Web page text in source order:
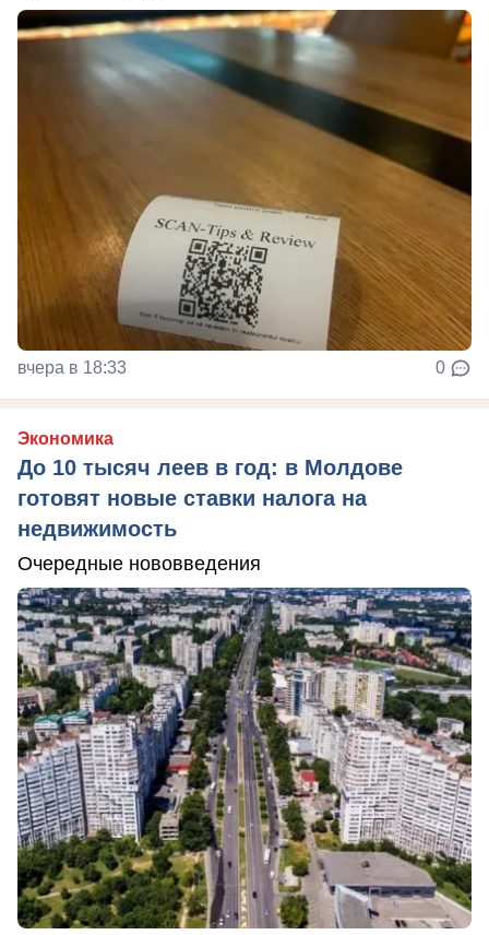
вчера в 18:33 0
Экономика
До 10 тысяч леев в год: в Молдове
готовят новые ставки налога на
недвижимость
Очередные нововведения